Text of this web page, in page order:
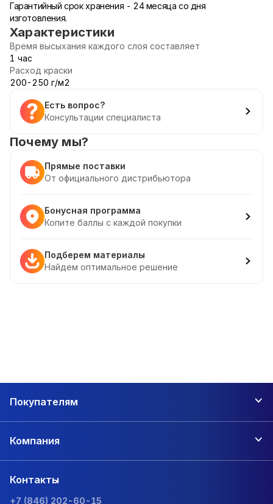
Гарантийный срок хранения - 24 месяца со дня
изготовления.
Характеристики
Время высыхания каждого слоя составляет
1 час
Расход краски
200-250 г/м2
Есть вопрос?
Консультации специалиста
Почему мы?
Прямые поставки
От официального дистрибьютора
Бонусная программа
Копите баллы с каждой покупки
Подберем материалы
Найдем оптимальное решение
Покупателям
Компания
Контакты
+7 (846) 202-60-15